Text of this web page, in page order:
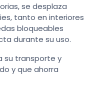
se desplaza
tanto en interiores
bloqueables
durante su uso.
su transporte y
y que ahorra